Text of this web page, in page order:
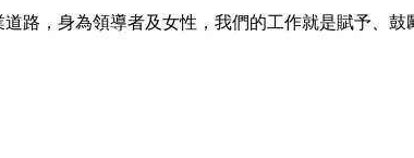
路，身為領導者及女性，我們的工作就是賦予、鼓